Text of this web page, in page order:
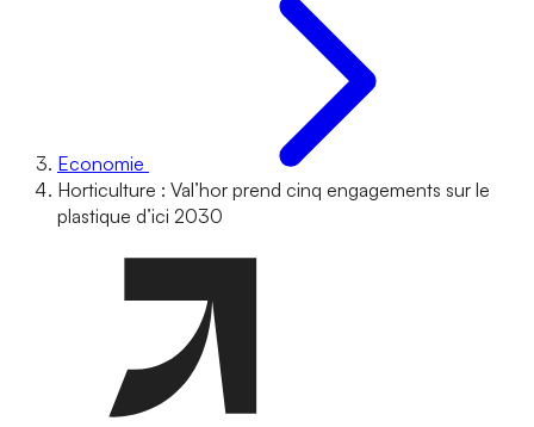
Economie
Horticulture : Val’hor prend cinq engagements sur le
plastique d’ici 2030